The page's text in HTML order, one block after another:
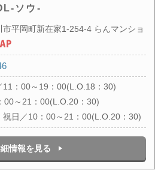
ソウ-
市平岡町新在家1-254-4 らんマンショ
11：00～19：00(L.O.18：30)
00～21：00(L.O.20：30)
祝日／10：00～21：00(L.O.20：30)
情報を見る